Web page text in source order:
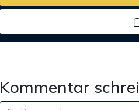
Kommentar